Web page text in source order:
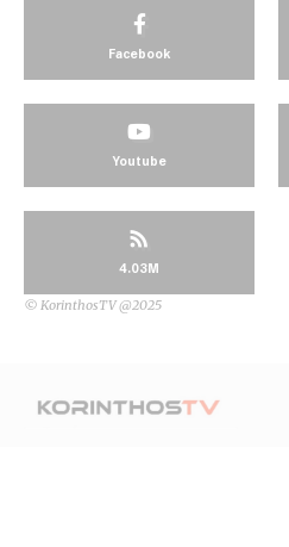
Facebook
Youtube
4.03M
© KorinthosTV @2025